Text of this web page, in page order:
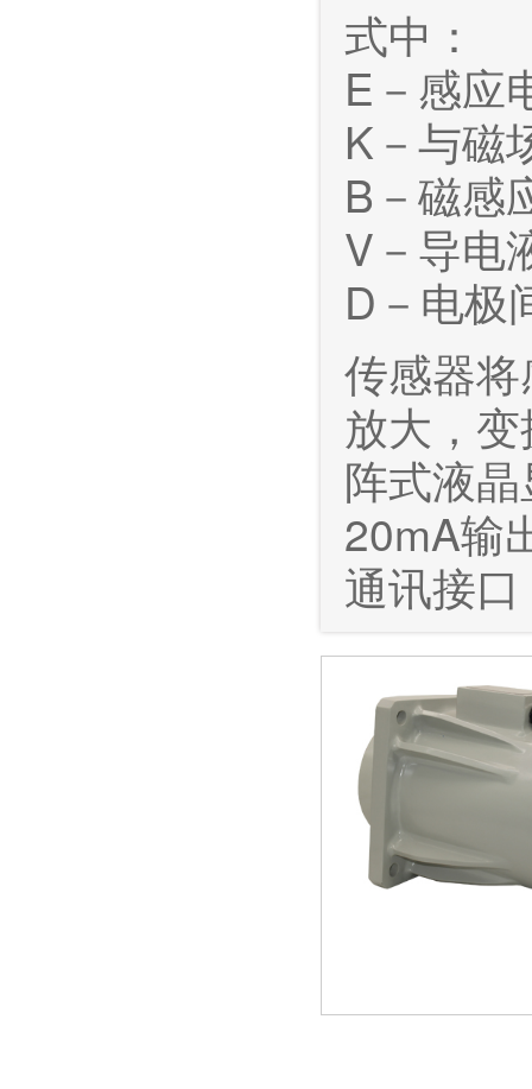
式中：
E－感应
K－与磁
B－磁感
V－导电
D－电极
传感器
放大，
阵式液
20mA输
通讯接